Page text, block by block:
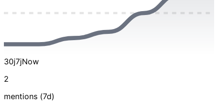
30j7jNow
2
mentions (7d)